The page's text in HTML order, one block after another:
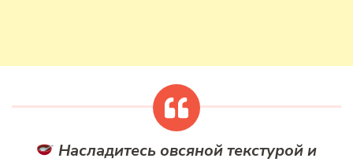
Насладитесь овсяной текстурой и